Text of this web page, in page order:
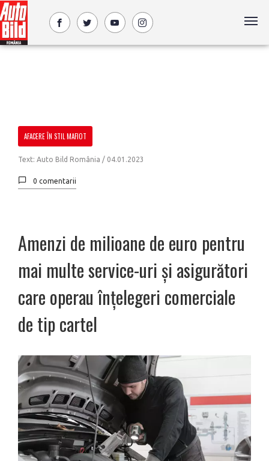
AFACERE ÎN STIL MAFIOT
Text: Auto Bild România / 04.01.2023
0 comentarii
Amenzi de milioane de euro pentru
mai multe service-uri și asigurători
care operau înțelegeri comerciale
de tip cartel